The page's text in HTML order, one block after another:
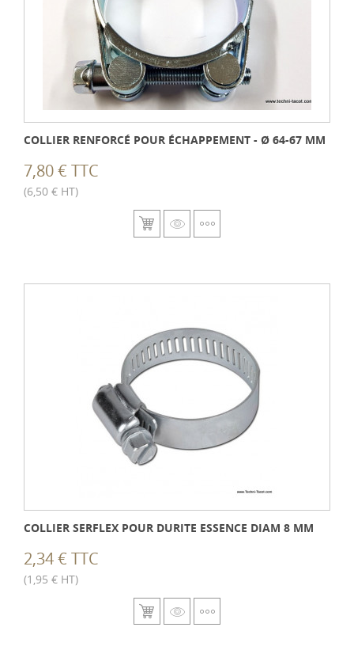
COLLIER RENFORCÉ POUR ÉCHAPPEMENT - Ø 64-67 MM
7,80 € TTC
(6,50 € HT)
COLLIER SERFLEX POUR DURITE ESSENCE DIAM 8 MM
2,34 € TTC
(1,95 € HT)